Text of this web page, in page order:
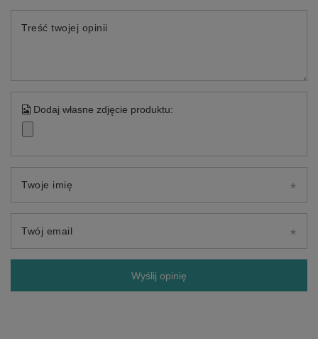
Treść twojej opinii
Dodaj własne zdjęcie produktu:
Twoje imię
Twój email
Wyślij opinię